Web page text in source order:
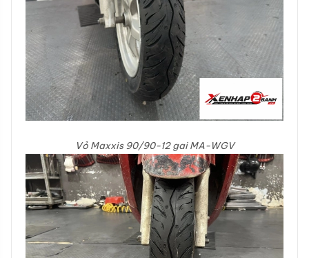
Vỏ Maxxis 90/90-12 gai MA-WGV